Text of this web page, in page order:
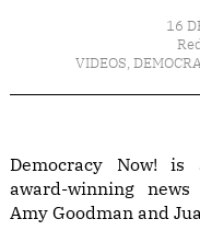
16
VIDEOS,
Democracy Now! is
award-winning
Amy Goodman and